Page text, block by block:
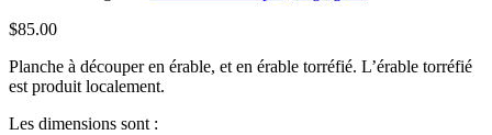
$85.00
Planche à découper en érable, et en érable torréfié. L’érable torréfié
est produit localement.
Les dimensions sont :